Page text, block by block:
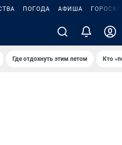
ПОГОДА АФИША
Где отдохнуть этим летом Кто